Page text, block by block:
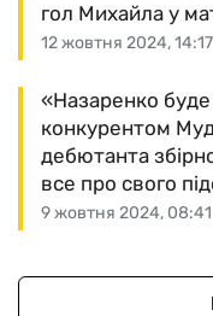
12 жовтня 2024, 14:17
гол Михайла у
9 жовтня 2024, 08:41
«Назаренко буде
конкурентом
дебютанта
все про свого